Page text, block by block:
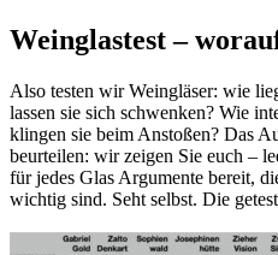
Weinglastest –
Also testen wir Weingläser: wie
lassen sie sich schwenken? Wie
klingen sie beim Anstoßen? Das
beurteilen: wir zeigen Sie euch –
für jedes Glas Argumente bereit,
wichtig sind. Seht selbst. Die